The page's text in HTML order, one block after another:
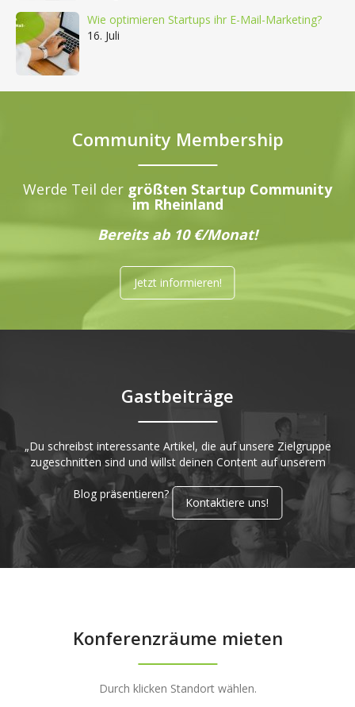
Wie optimieren Startups ihr E-Mail-Marketing?
16. Juli
Community Membership
Werde Teil der größten Startup Community
im Rheinland
Bereits ab 10 €/Monat!
Jetzt informieren!
Gastbeiträge
„Du schreibst interessante Artikel, die auf unsere Zielgruppe
zugeschnitten sind und willst deinen Content auf unserem
Blog präsentieren?
Kontaktiere uns!
Konferenzräume mieten
Durch klicken Standort wählen.